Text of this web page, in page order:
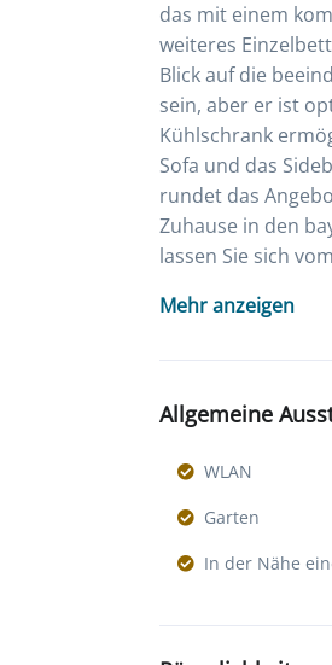
das mit einem
weiteres
Blick auf die
sein, aber er ist
Kühlschrank
Sofa und das
rundet das
Zuhause in den
lassen Sie sich
Mehr anzeigen
Allgemeine
WLAN
Garten
In der Nähe